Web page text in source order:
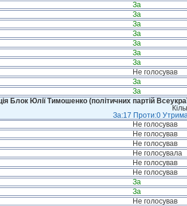
За
За
За
За
За
За
За
Не голосував
За
За
Блок Юлії Тимошенко (політичних партій
За:17 Проти:0
Не голосував
Не голосував
Не голосував
Не голосувала
Не голосував
Не голосував
За
За
Не голосував